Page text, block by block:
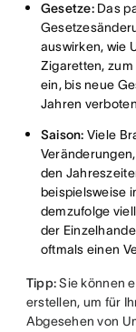
Gesetze: Das
auswirken, wie
Zigaretten,
ein, bis neue
Jahren
Saison: Viele
den
beispielsweise
demzufolge
der
oftmals einen
Tipp:Sie können
erstellen, um für
Abgesehen von